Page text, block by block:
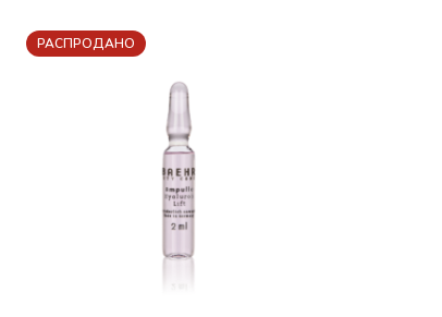
РАСПРОДАНО